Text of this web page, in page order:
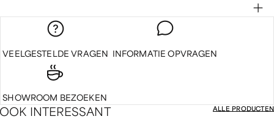
VEELGESTELDE VRAGEN INFORMATIE OPVRAGEN
SHOWROOM BEZOEKEN
OOK INTERESSANT ALLE PRODUCTEN